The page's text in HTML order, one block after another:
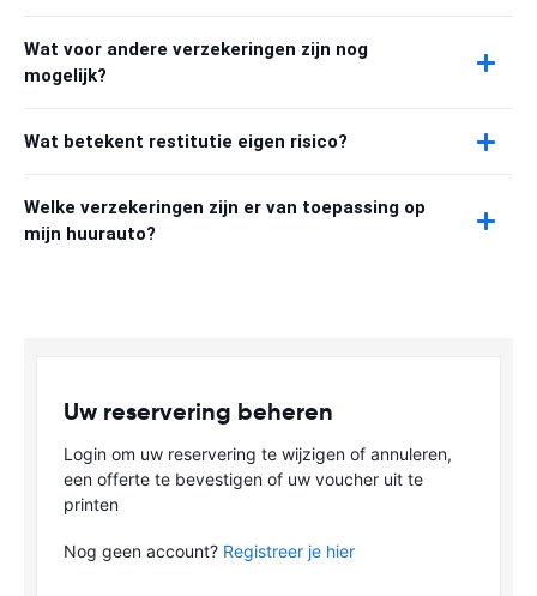
Wat voor andere verzekeringen zijn nog
mogelijk?
Wat betekent restitutie eigen risico?
Welke verzekeringen zijn er van toepassing op
mijn huurauto?
Uw reservering beheren
Login om uw reservering te wijzigen of annuleren,
een offerte te bevestigen of uw voucher uit te
printen
Nog geen account? Registreer je hier